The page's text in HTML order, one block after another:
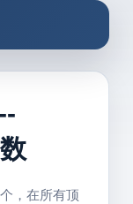
个，在所有顶